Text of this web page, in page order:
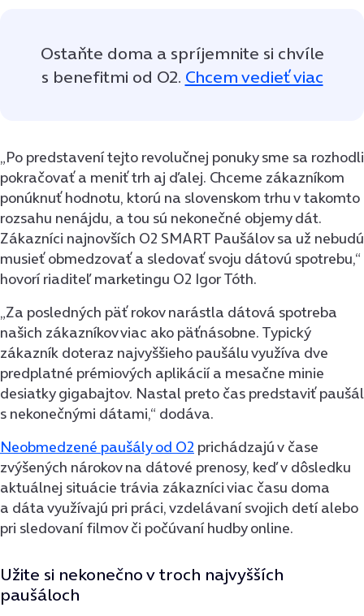
Ostaňte doma a spríjemnite si chvíle
s benefitmi od O2. Chcem vedieť viac
„Po predstavení tejto revolučnej ponuky sme sa rozhodli
pokračovať a meniť trh aj ďalej. Chceme zákazníkom
ponúknuť hodnotu, ktorú na slovenskom trhu v takomto
rozsahu nenájdu, a tou sú nekonečné objemy dát.
Zákazníci najnovších O2 SMART Paušálov sa už nebudú
musieť obmedzovať a sledovať svoju dátovú spotrebu,“
hovorí riaditeľ marketingu O2 Igor Tóth.
„Za posledných päť rokov narástla dátová spotreba
našich zákazníkov viac ako päťnásobne. Typický
zákazník doteraz najvyššieho paušálu využíva dve
predplatné prémiových aplikácií a mesačne minie
desiatky gigabajtov. Nastal preto čas predstaviť paušál
s nekonečnými dátami,“ dodáva.
Neobmedzené paušály od O2 prichádzajú v čase
zvýšených nárokov na dátové prenosy, keď v dôsledku
aktuálnej situácie trávia zákazníci viac času doma
a dáta využívajú pri práci, vzdelávaní svojich detí alebo
pri sledovaní filmov či počúvaní hudby online.
Užite si nekonečno v troch najvyšších
paušáloch